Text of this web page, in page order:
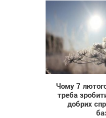
Чому 7
треба
добрих